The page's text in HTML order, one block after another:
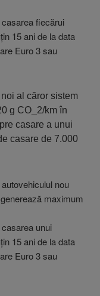
fiecărui
15 ani de la data
Euro 3 sau
al căror sistem
g CO_2/km în
casare a unui
casare de 7.000
nou
maximum
unui
15 ani de la data
Euro 3 sau